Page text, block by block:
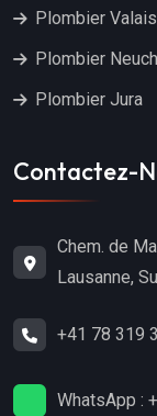
Plombier Valais
Plombier
Plombier Jura
Contactez-
Chem. de
Lausanne,
+41 78 319
WhatsApp :